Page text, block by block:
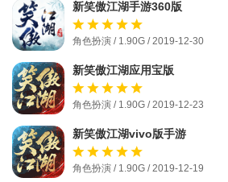
新笑傲江湖手游360版
角色扮演 / 1.90G / 2019-12-30
新笑傲江湖应用宝版
角色扮演 / 1.90G / 2019-12-23
新笑傲江湖vivo版手游
角色扮演 / 1.90G / 2019-12-19